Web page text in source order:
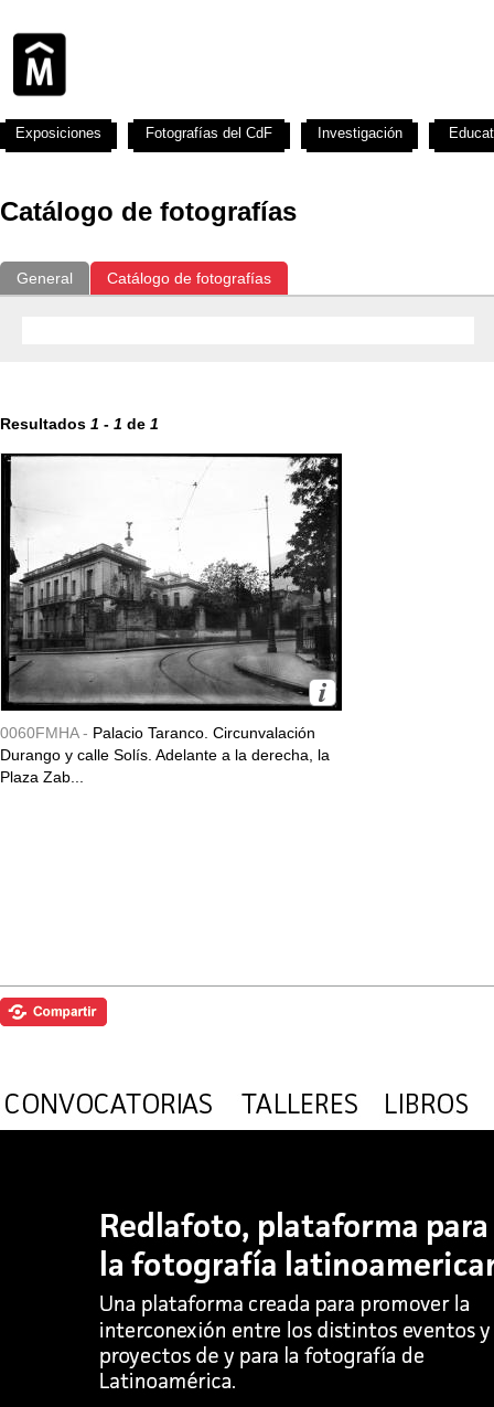
Catálogo de fotografías
General Catálogo de fotografías
Resultados 1 - 1 de 1
0060FMHA - Palacio Taranco. Circunvalación
Durango y calle Solís. Adelante a la derecha, la
Plaza Zab...
Exposiciones Fotografías del CdF Investigación